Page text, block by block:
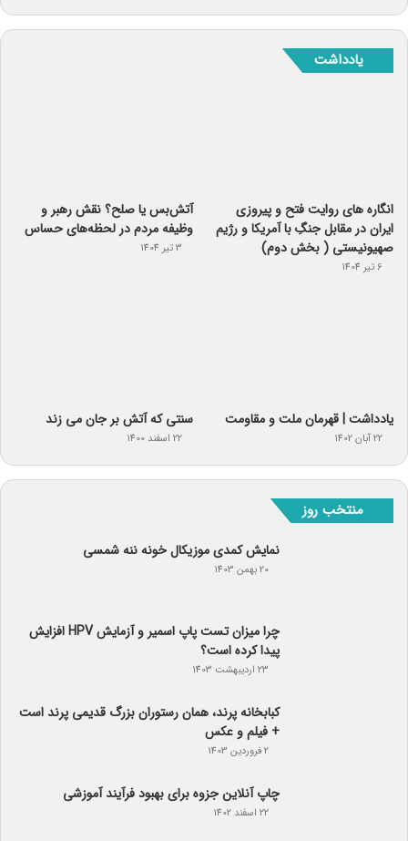
یادداشت
انگاره های روایت فتح و پیروزی
ایران در مقابل جنگِ با آمریکا و رژیم
صهیونیستی ( بخش دوم)
6 تیر 1404
آتش‌بس یا صلح؟ نقش رهبر و
وظیفه مردم در لحظه‌های حساس
3 تیر 1404
یادداشت | قهرمان ملت و مقاومت
22 آبان 1402
سنتی که آتش بر جان می زند
22 اسفند 1400
منتخب روز
نمایش کمدی موزیکال خونه ننه شمسی
20 بهمن 1403
چرا میزان تست پاپ اسمیر و آزمایش HPV افزایش
پیدا کرده است؟
23 اردیبهشت 1403
کبابخانه پرند، همان رستوران بزرگ قدیمی پرند است
+ فیلم و عکس
2 فروردین 1403
چاپ آنلاین جزوه برای بهبود فرآیند آموزشی
22 اسفند 1402